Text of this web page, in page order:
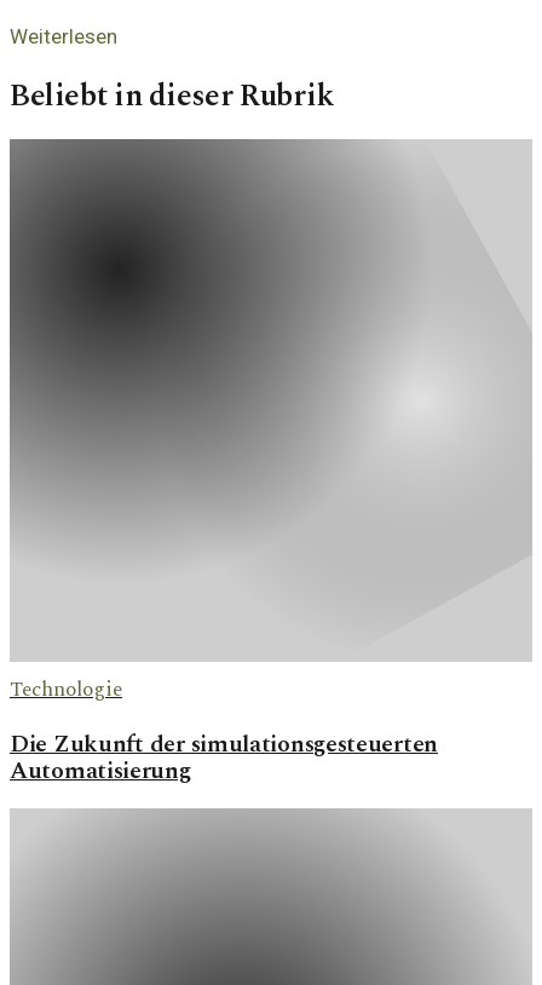
Weiterlesen
Beliebt in dieser Rubrik
Technologie
Die Zukunft der simulationsgesteuerten
Automatisierung